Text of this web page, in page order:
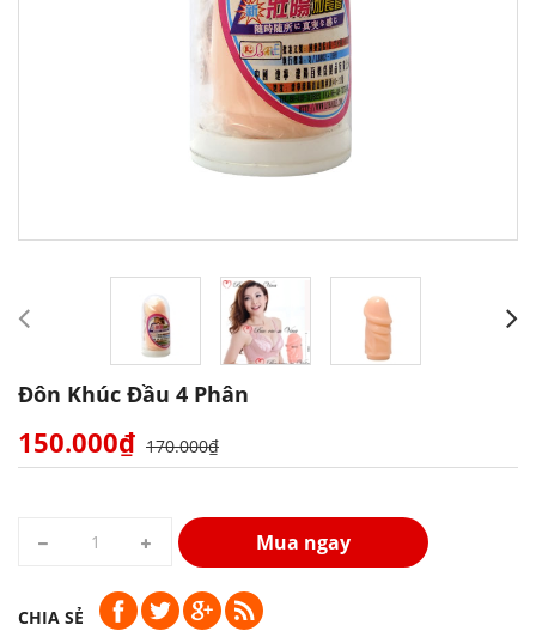
Đôn Khúc Đầu 4 Phân
150.000₫ 170.000₫
Mua ngay
CHIA SẺ